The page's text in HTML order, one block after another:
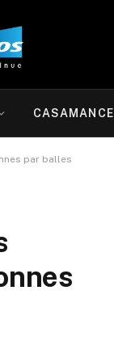
CASAMANCE
par balles